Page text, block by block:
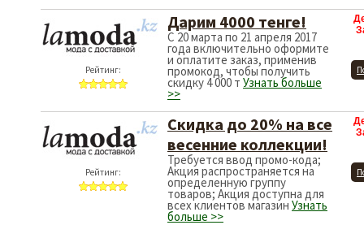
Рейтинг:
Дарим 4000 тенге!
С 20 марта по 21 апреля 2017
года включительно оформите
и оплатите заказ, применив
промокод, чтобы получить
скидку 4 000 т Узнать больше
>>
Рейтинг:
Скидка до 20% на все
весенние коллекции!
Требуется ввод промо-кода;
Акция распространяется на
определенную группу
товаров; Акция доступна для
всех клиентов магазин Узнать
больше >>